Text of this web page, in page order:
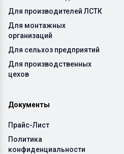
Для производителей ЛСТК
Для монтажных
организаций
Для сельхоз предприятий
Для производственных
цехов
Документы
Прайс-Лист
Политика
конфиденциальности